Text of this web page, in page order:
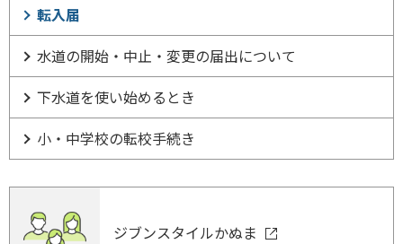
転入届
水道の開始・中止・変更の届出について
下水道を使い始めるとき
小・中学校の転校手続き
ジブンスタイルかぬま